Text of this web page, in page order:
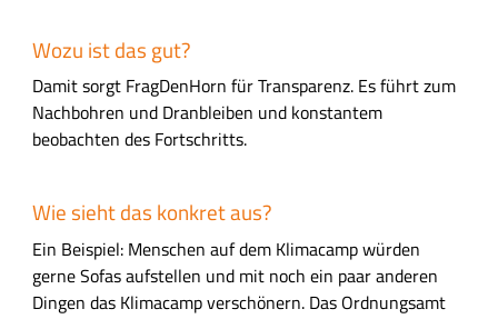
Wozu ist das gut?
Damit sorgt FragDenHorn für Transparenz. Es führt zum
Nachbohren und Dranbleiben und konstantem
beobachten des Fortschritts.
Wie sieht das konkret aus?
Ein Beispiel: Menschen auf dem Klimacamp würden
gerne Sofas aufstellen und mit noch ein paar anderen
Dingen das Klimacamp verschönern. Das Ordnungsamt